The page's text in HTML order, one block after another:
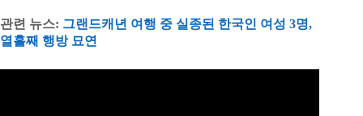
관련 뉴스: 그랜드캐년 여행 중 실종된 한국인 여성 3명,
열흘째 행방 묘연